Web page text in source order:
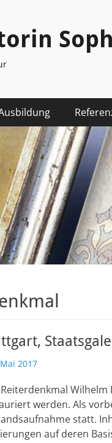
2017
werden. Als
statt.
auf deren